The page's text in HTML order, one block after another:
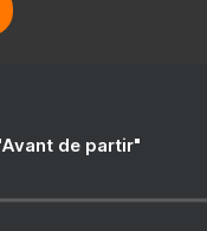
de partir"